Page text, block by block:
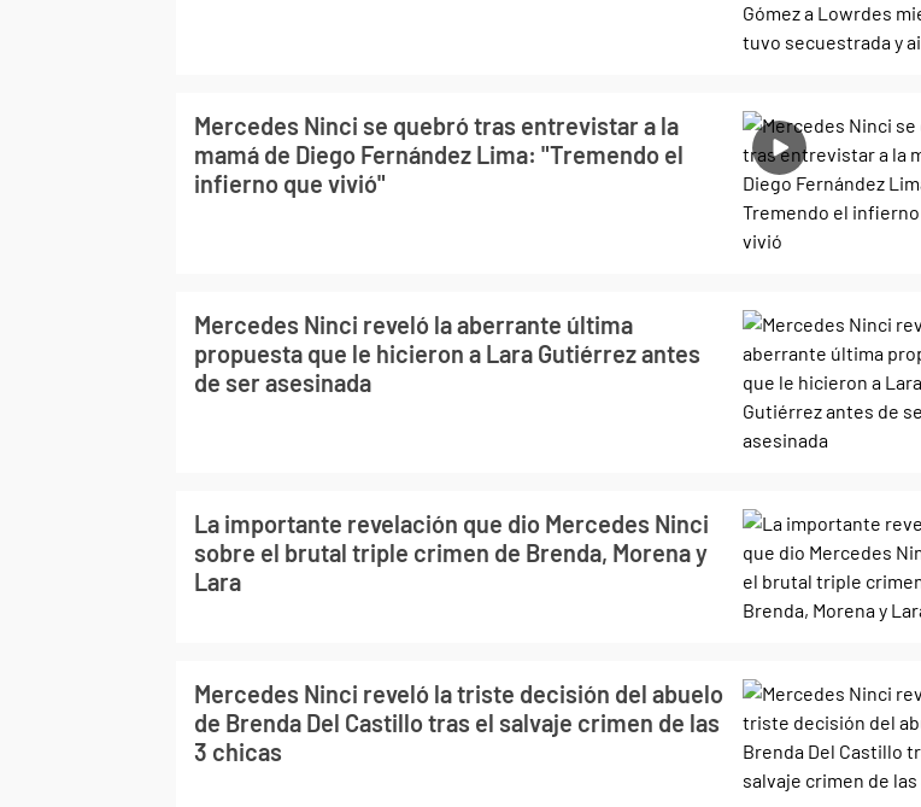
Mercedes Ninci se quebró tras entrevistar a la
mamá de Diego Fernández Lima: "Tremendo el
infierno que vivió"
Mercedes Ninci reveló la aberrante última
propuesta que le hicieron a Lara Gutiérrez antes
de ser asesinada
La importante revelación que dio Mercedes Ninci
sobre el brutal triple crimen de Brenda, Morena y
Lara
Mercedes Ninci reveló la triste decisión del abuelo
de Brenda Del Castillo tras el salvaje crimen de las
3 chicas